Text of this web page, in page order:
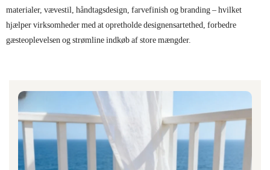
materialer, vævestil, håndtagsdesign, farvefinish og branding – hvilket
hjælper virksomheder med at opretholde designensartethed, forbedre
gæsteoplevelsen og strømline indkøb af store mængder.